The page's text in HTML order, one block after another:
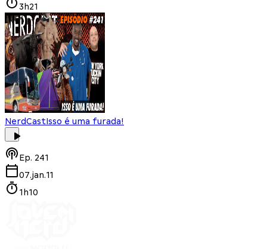
3h21
NerdCastIsso é uma furada!
Ep. 241
07.jan.11
1h10